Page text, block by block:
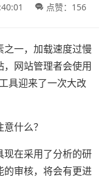
点赞：156
一，加载速度过慢
网站管理者会使用
具迎来了一次大改
什么？
在采用了分析的研
的审核，将会有更进